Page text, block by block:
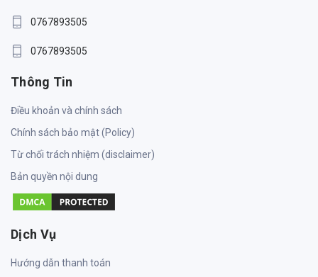
0767893505
0767893505
Thông Tin
Điều khoản và chính sách
Chính sách bảo mật (Policy)
Từ chối trách nhiệm (disclaimer)
Bản quyền nội dung
Dịch Vụ
Hướng dẫn thanh toán